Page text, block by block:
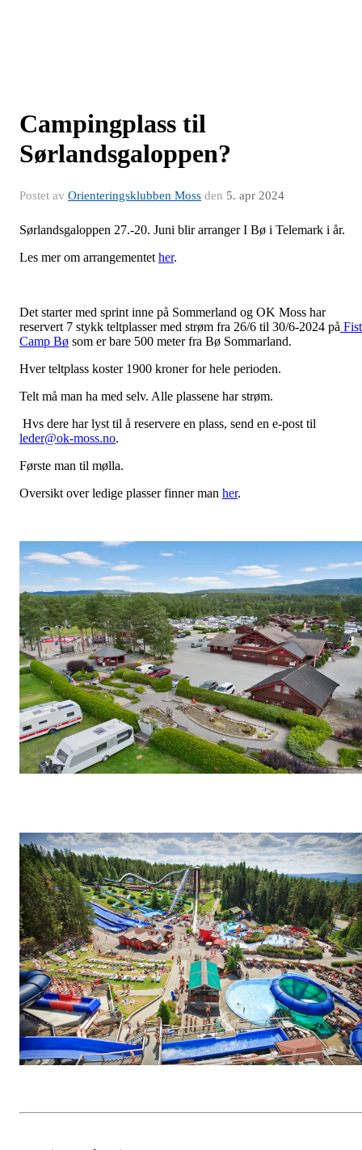
Campingplass til
Sørlandsgaloppen?
Postet av Orienteringsklubben Moss den 5. apr 2024
Sørlandsgaloppen 27.-20. Juni blir arranger I Bø i Telemark i år.
Les mer om arrangementet her.
Det starter med sprint inne på Sommerland og OK Moss har
reservert 7 stykk teltplasser med strøm fra 26/6 til 30/6-2024 på Fist
Camp Bø som er bare 500 meter fra Bø Sommarland.
Hver teltplass koster 1900 kroner for hele perioden.
Telt må man ha med selv. Alle plassene har strøm.
Hvs dere har lyst til å reservere en plass, send en e-post til
leder@ok-moss.no.
Første man til mølla.
Oversikt over ledige plasser finner man her.